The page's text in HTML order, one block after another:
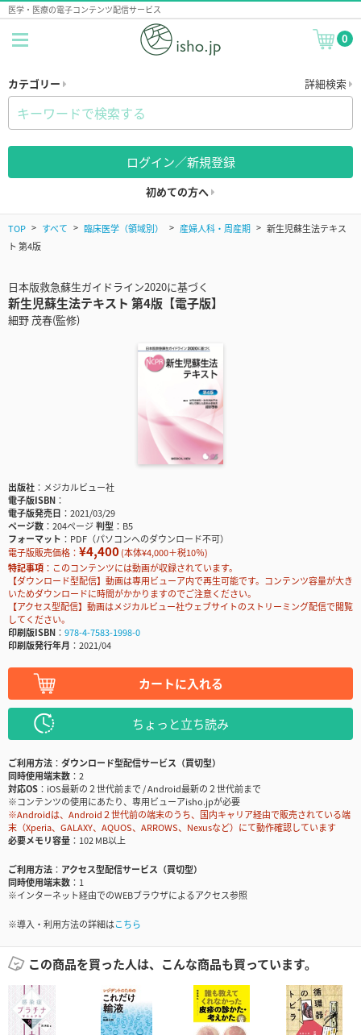
医学・医療の電子コンテンツ配信サービス
0
カテゴリー 詳細検索
ログイン／新規登録
初めての方へ
TOP すべて 臨床医学（領域別） 産婦人科・周産期
新生児蘇生法テキス
ト 第4版
日本版救急蘇生ガイドライン2020に基づく
新生児蘇生法テキスト 第4版【電子版】
細野 茂春(監修)
出版社
メジカルビュー社
電子版ISBN
電子版発売日
2021/03/29
ページ数
204ページ判型
B5
フォーマット
PDF（パソコンへのダウンロード不可）
電子版販売価格： ¥4,400(本体¥4,000＋税10％)
特記事項
このコンテンツには動画が収録されています。
【ダウンロード型配信】動画は専用ビューア内で再生可能です。コンテンツ容量が大き
いためダウンロードに時間がかかりますのでご注意ください。
【アクセス型配信】動画はメジカルビュー社ウェブサイトのストリーミング配信で閲覧
してください。
印刷版ISBN
978-4-7583-1998-0
印刷版発行年月
2021/04
カートに入れる
ちょっと立ち読み
ご利用方法
ダウンロード型配信サービス（買切型）
同時使用端末数
2
対応OS
iOS最新の２世代前まで / Android最新の２世代前まで
※コンテンツの使用にあたり、専用ビューアisho.jpが必要
※Androidは、Android２世代前の端末のうち、国内キャリア経由で販売されている端
末（Xperia、GALAXY、AQUOS、ARROWS、Nexusなど）にて動作確認しています
必要メモリ容量
102 MB以上
ご利用方法
アクセス型配信サービス（買切型）
同時使用端末数
1
※インターネット経由でのWEBブラウザによるアクセス参照
※導入・利用方法の詳細はこちら
この商品を買った人は、こんな商品も買っています。